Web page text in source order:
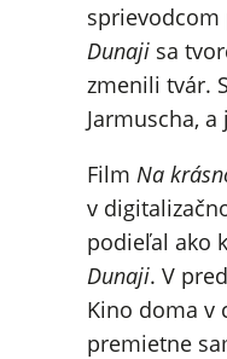
Dunaji sa
zmenili tvár.
Jarmuscha,
Film Na
v
podieľal ako
Dunaji. V
Kino doma v
premietne